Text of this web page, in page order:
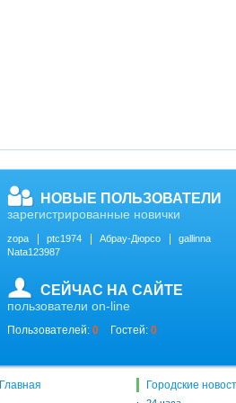
НОВЫЕ ПОЛЬЗОВАТЕЛИ
зарегистрированные новички
zopa ptc1974 Абрау-Дюрсо
gallinna
Nata123987
СЕЙЧАС НА САЙТЕ
пользователи on-line
Пользователей: 0 Гостей: 0
Главная Городские